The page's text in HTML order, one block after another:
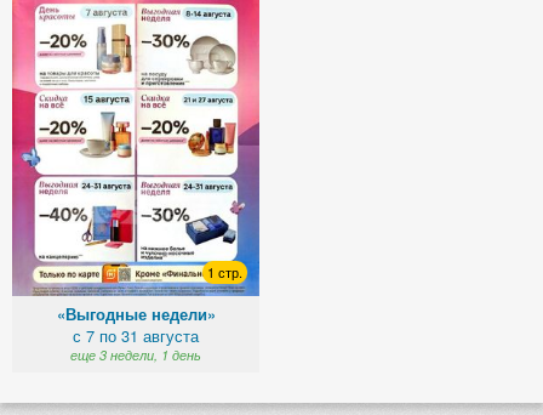
1 стр.
«Выгодные недели»
с 7 по 31 августа
еще 3 недели, 1 день